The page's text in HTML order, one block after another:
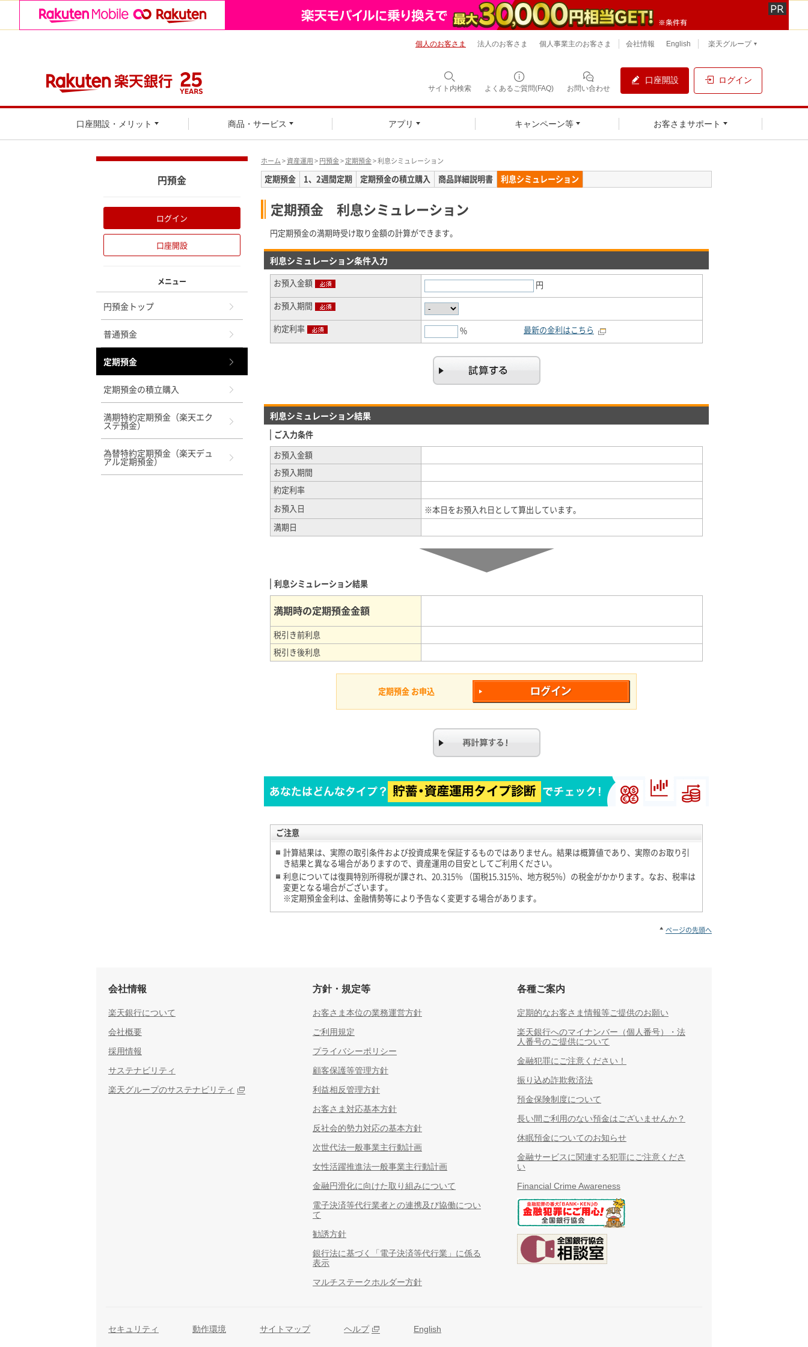
サイト内検索 よくあるご質問(FAQ) お問い合わせ
口座開設 ログイン
口座開設・メリット 商品・サービス アプリ キャンペーン等 お客さまサポート
個人のお客さま 法人のお客さま 個人事業主のお客さま 会社情報 English 楽天グループ
ホーム>資産運用>円預金>定期預金> 利息シミュレーション
定期預金 1、2週間定期 定期預金の積立購入 商品詳細説明書 利息シミュレーション
定期預金 利息シミュレーション
円定期預金の満期時受け取り金額の計算ができます。
利息シミュレーション条件入力
お預入金額
円
お預入期間
約定利率
% 最新の金利はこちら
利息シミュレーション結果
ご入力条件
お預入金額
お預入期間
約定利率
お預入日
※本日をお預入れ日として算出しています。
満期日
利息シミュレーション結果
満期時の定期預金金額
税引き前利息
税引き後利息
定期預金 お申込
ご注意
計算結果は、実際の取引条件および投資成果を保証するものではありません。結果は概算値であり、実際のお取り引
き結果と異なる場合がありますので、資産運用の目安としてご利用ください。
利息については復興特別所得税が課され、20.315％ （国税15.315％、地方税5％）の税金がかかります。なお、税率は
変更となる場合がございます。
※定期預金金利は、金融情勢等により予告なく変更する場合があります。
ページの先頭へ
円預金
ログイン
口座開設
メニュー
円預金トップ
普通預金
定期預金
定期預金の積立購入
満期特約定期預金（楽天エク
ステ預金）
為替特約定期預金（楽天デュ
アル定期預金）
会社情報
楽天銀行について
会社概要
採用情報
サステナビリティ
楽天グループのサステナビリティ
方針・規定等
お客さま本位の業務運営方針
ご利用規定
プライバシーポリシー
顧客保護等管理方針
利益相反管理方針
お客さま対応基本方針
反社会的勢力対応の基本方針
次世代法一般事業主行動計画
女性活躍推進法一般事業主行動計画
金融円滑化に向けた取り組みについて
電子決済等代行業者との連携及び協働につい
て
勧誘方針
銀行法に基づく「電子決済等代行業」に係る
表示
マルチステークホルダー方針
各種ご案内
定期的なお客さま情報等ご提供のお願い
楽天銀行へのマイナンバー（個人番号）・法
人番号のご提供について
金融犯罪にご注意ください！
振り込め詐欺救済法
預金保険制度について
長い間ご利用のない預金はございませんか？
休眠預金についてのお知らせ
金融サービスに関連する犯罪にご注意くださ
い
Financial Crime Awareness
セキュリティ 動作環境 サイトマップ ヘルプ English